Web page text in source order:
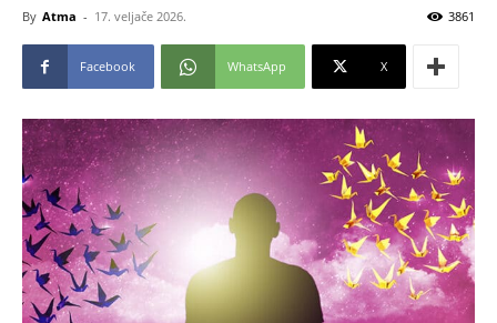
By Atma - 17. veljače 2026. 3861
Facebook WhatsApp X